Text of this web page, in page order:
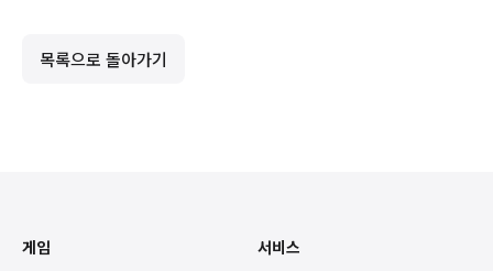
목록으로 돌아가기
게임
서비스